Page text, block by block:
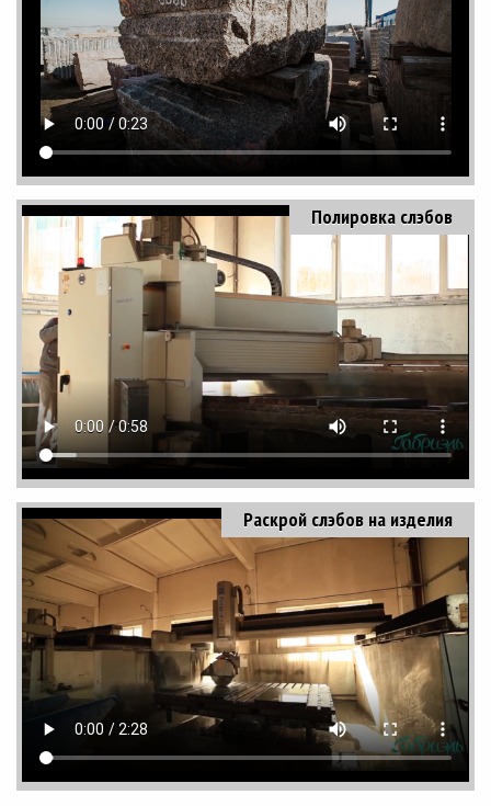
Полировка слэбов
Раскрой слэбов на изделия